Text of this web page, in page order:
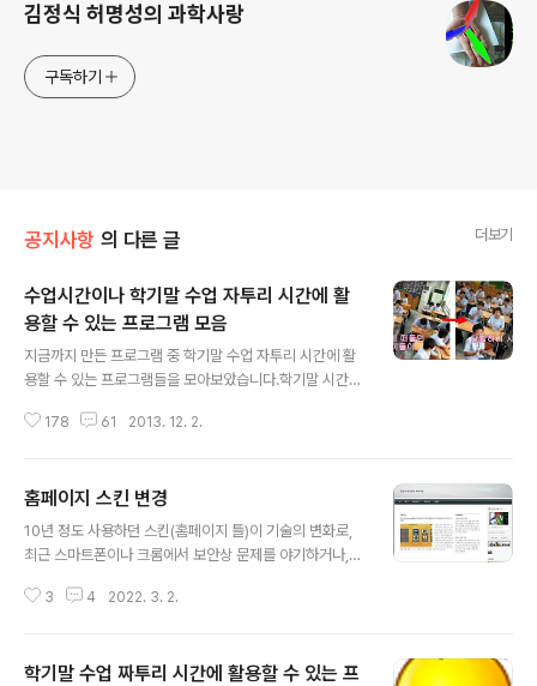
김정식 허명성의 과학사랑
구독하기
공지사항 의 다른 글 더보기
수업시간이나 학기말 수업 자투리 시간에 활
용할 수 있는 프로그램 모음
지금까지 만든 프로그램 중 학기말 수업 자투리 시간에 활
용할 수 있는 프로그램들을 모아보았습니다.학기말 시간을
대한 자세한 내용과 프로그램은 각 프로그램 제목 아래에
반은 10분동안 몇개 맞추었는데 너희반은 몇개 맞출수 있
을까? 이런식으로 경쟁심 유발)조별로 경쟁을 시켜도 되고
(예를 들어 분단별로 한다고 하면 1분단이 틀리면 2분단에
로 대표를 뽑아서 경쟁을 시켜도 됩니다. 또 게임을 하다보
178 61 2013. 12. 2.
홈페이지 스킨 변경
10년 정도 사용하던 스킨(홈페이지 틀)이 기술의 변화로,
최근 스마트폰이나 크롬에서 보안상 문제를 야기하거나,
까지 최신 스킨으로 변경해야 했습니다. 요즘 접속할 때 보
다. 굳바이 추억의 스킨 2008년 이전에 사용하던 김정식
3 4 2022. 3. 2.
학기말 수업 짜투리 시간에 활용할 수 있는 프